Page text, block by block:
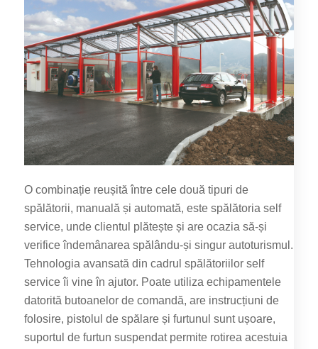
O combinație reușită între cele două tipuri de
spălătorii, manuală și automată, este spălătoria self
service, unde clientul plătește și are ocazia să-și
verifice îndemânarea spălându-și singur autoturismul.
Tehnologia avansată din cadrul spălătoriilor self
service îi vine în ajutor. Poate utiliza echipamentele
datorită butoanelor de comandă, are instrucțiuni de
folosire, pistolul de spălare și furtunul sunt ușoare,
suportul de furtun suspendat permite rotirea acestuia